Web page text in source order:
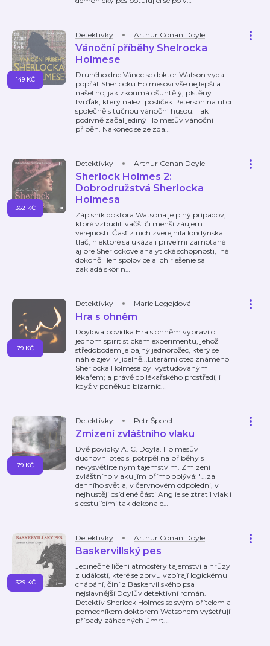
Detektivky Arthur Conan Doyle
Vánoční příběhy Shelrocka
Holmese
Druhého dne Vánoc se doktor Watson vydal
popřát Sherlocku Holmesovi vše nejlepší a
našel ho, jak zkoumá ošuntělý, plstěný
tvrďák, který nalezl poslíček Peterson na ulici
společně s tučnou vánoční husou. Tak
podivně začal jediný Holmesův vánoční
příběh. Nakonec se ze zdá…
149 KČ
Detektivky Arthur Conan Doyle
Sherlock Holmes 2:
Dobrodružstvá Sherlocka
Holmesa
Zápisník doktora Watsona je plný prípadov,
ktoré vzbudili väčší či menší záujem
verejnosti. Časť z nich zverejnila londýnska
tlač, niektoré sa ukázali priveľmi zamotané
aj pre Sherlockove analytické schopnosti, iné
dokončil len spolovice a ich riešenie sa
zakladá skôr n…
362 KČ
Detektivky Marie Logojdová
Hra s ohněm
Doylova povídka Hra s ohněm vypráví o
jednom spiritistickém experimentu, jehož
středobodem je bájný jednorožec, který se
náhle zjeví v jídelně...Literární otec známého
Sherlocka Holmese byl vystudovaným
lékařem; a právě do lékařského prostředí, i
když v poněkud bizarníc…
79 KČ
Detektivky Petr Šporcl
Zmizení zvláštního vlaku
Dvě povídky A. C. Doyla. Holmesův
duchovní otec si potrpěl na příběhy s
nevysvětlitelným tajemstvím. Zmizení
zvláštního vlaku jím přímo oplývá: "...za
denního světla, v červnovém odpoledni, v
nejhustěji osídlené části Anglie se ztratil vlak i
s cestujícími tak dokonale…
79 KČ
Detektivky Arthur Conan Doyle
Baskervillský pes
Jedinečné líčení atmosféry tajemství a hrůzy
z událostí, které se zprvu vzpírají logickému
chápání, činí z Baskervillského psa
nejslavnější Doylův detektivní román.
Detektiv Sherlock Holmes se svým přítelem a
pomocníkem doktorem Watsonem vyšetřují
případy záhadných úmrt…
329 KČ